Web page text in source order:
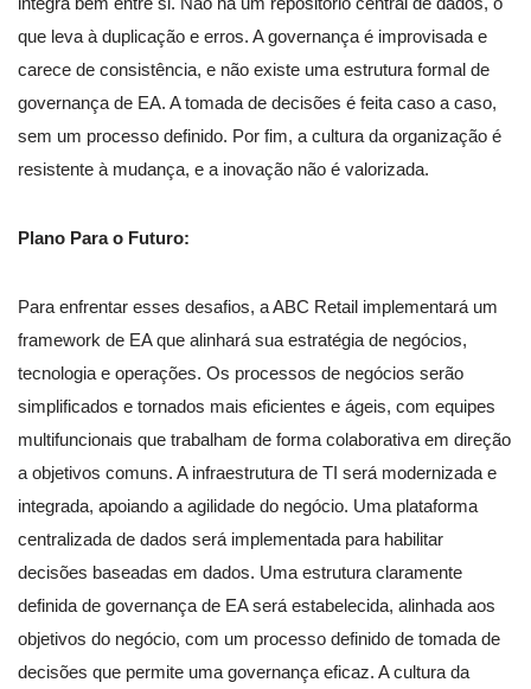
que leva à duplicação e erros. A governança é improvisada e
carece de consistência, e não existe uma estrutura formal de
governança de EA. A tomada de decisões é feita caso a caso,
sem um processo definido. Por fim, a cultura da organização é
resistente à mudança, e a inovação não é valorizada.
Plano Para o Futuro:
Para enfrentar esses desafios, a ABC Retail implementará um
framework de EA que alinhará sua estratégia de negócios,
tecnologia e operações. Os processos de negócios serão
simplificados e tornados mais eficientes e ágeis, com equipes
multifuncionais que trabalham de forma colaborativa em direção
a objetivos comuns. A infraestrutura de TI será modernizada e
integrada, apoiando a agilidade do negócio. Uma plataforma
centralizada de dados será implementada para habilitar
decisões baseadas em dados. Uma estrutura claramente
definida de governança de EA será estabelecida, alinhada aos
objetivos do negócio, com um processo definido de tomada de
decisões que permite uma governança eficaz. A cultura da